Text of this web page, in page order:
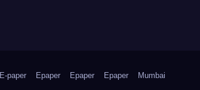
E-paper Epaper Epaper Epaper Mumbai